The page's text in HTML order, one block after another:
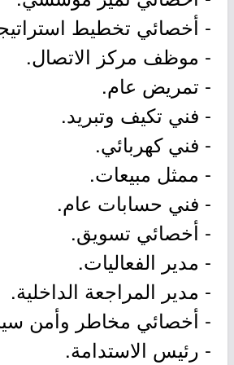
- أخصائي تخطيط
- موظف مركز الاتصال.
- تمريض عام.
- فني تكيف وتبريد.
- فني كهربائي.
- ممثل مبيعات.
- فني حسابات عام.
- أخصائي تسويق.
- مدير الفعاليات.
- مدير المراجعة الداخلية.
- أخصائي مخاطر وأمن
- رئيس الاستدامة.